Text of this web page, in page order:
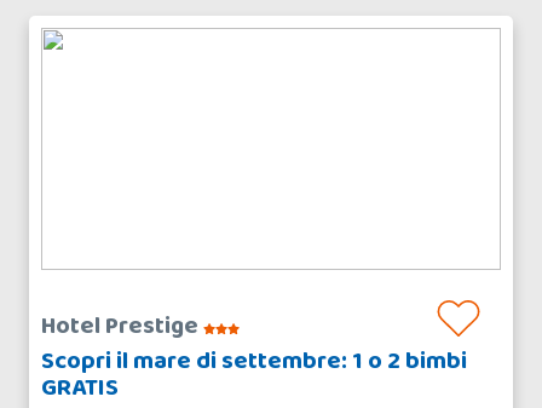
Hotel Prestige
Scopri il mare di settembre: 1 o 2 bimbi
GRATIS